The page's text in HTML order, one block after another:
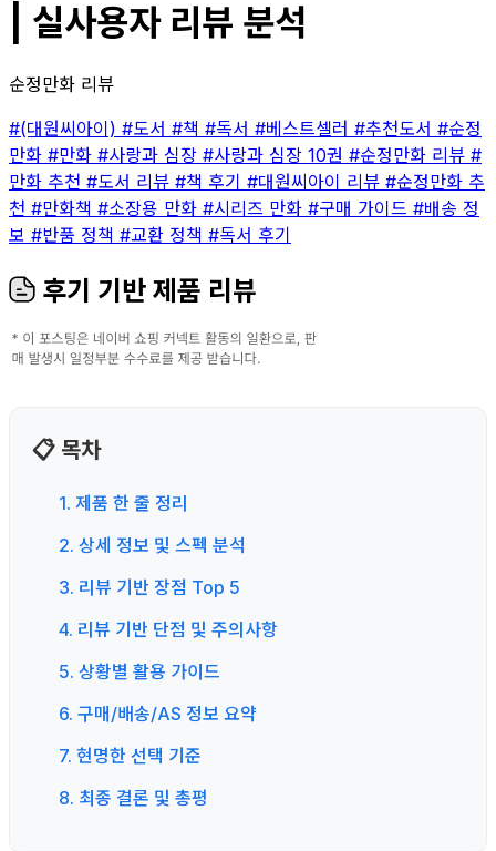
| 실사용자 리뷰 분석
순정만화 리뷰
#(대원씨아이) #도서 #책 #독서 #베스트셀러 #추천도서 #순정
만화 #만화 #사랑과 심장 #사랑과 심장 10권 #순정만화 리뷰 #
만화 추천 #도서 리뷰 #책 후기 #대원씨아이 리뷰 #순정만화 추
천 #만화책 #소장용 만화 #시리즈 만화 #구매 가이드 #배송 정
보 #반품 정책 #교환 정책 #독서 후기
후기 기반 제품 리뷰
📋 목차
1. 제품 한 줄 정리
2. 상세 정보 및 스펙 분석
3. 리뷰 기반 장점 Top 5
4. 리뷰 기반 단점 및 주의사항
5. 상황별 활용 가이드
6. 구매/배송/AS 정보 요약
7. 현명한 선택 기준
8. 최종 결론 및 총평